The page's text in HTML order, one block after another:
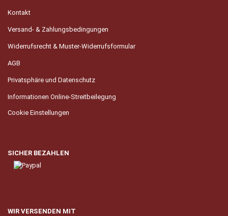
Kontakt
Versand- & Zahlungsbedingungen
Widerrufsrecht & Muster-Widerrufsformular
AGB
Privatsphäre und Datenschutz
Informationen Online-Streitbeilegung
Cookie Einstellungen
SICHER BEZAHLEN
WIR VERSENDEN MIT